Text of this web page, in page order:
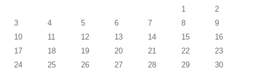
1
2
3
4 5 6 7 8
9
10
11 12 13 14 15
16
17
18 19 20 21 22
23
24
25 26 27 28 29
30